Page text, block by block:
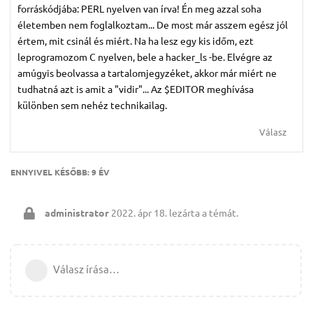
forráskódjába: PERL nyelven van írva! Én meg azzal soha
életemben nem foglalkoztam... De most már asszem egész jól
értem, mit csinál és miért. Na ha lesz egy kis időm, ezt
leprogramozom C nyelven, bele a hacker_ls -be. Elvégre az
amúgyis beolvassa a tartalomjegyzéket, akkor már miért ne
tudhatná azt is amit a "vidir"... Az $EDITOR meghívása
különben sem nehéz technikailag.
Válasz
ENNYIVEL KÉSŐBB:9 ÉV
administrator 2022. ápr 18. lezárta a témát.
Válasz írása…